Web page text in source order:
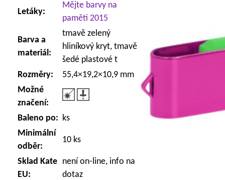
Letáky:
Mějte barvy na
paměti 2015
Barva a
materiál:
tmavě zelený
hliníkový kryt, tmavě
šedé plastové t
Rozměry:
55,4×19,2×10,9 mm
Možné
značení:
Baleno po: ks
Minimální
odběr:
10 ks
Sklad Kate
EU:
není on-line, info na
dotaz